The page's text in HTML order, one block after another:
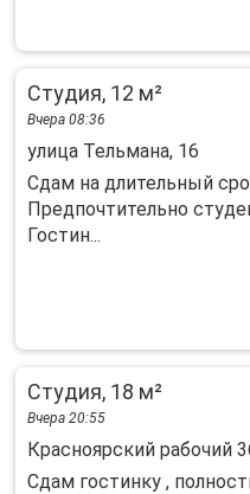
Студия, 12 м²
Вчера 08:36
улица Тельмана, 16
Сдам на длительный
Предпочтительно
Гостин...
Студия, 18 м²
Вчера 20:55
Красноярский рабочий
Сдам гостинку ,